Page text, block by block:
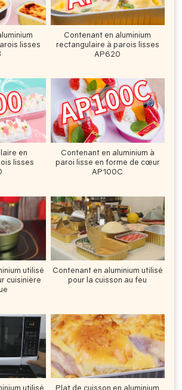
lisses
Contenant en aluminium
rectangulaire à parois lisses
AP620
en
lisses
Contenant en aluminium à
paroi lisse en forme de cœur
AP100C
utilisé
cuisinière
Contenant en aluminium utilisé
pour la cuisson au feu
utilisé Plat de cuisson en aluminium